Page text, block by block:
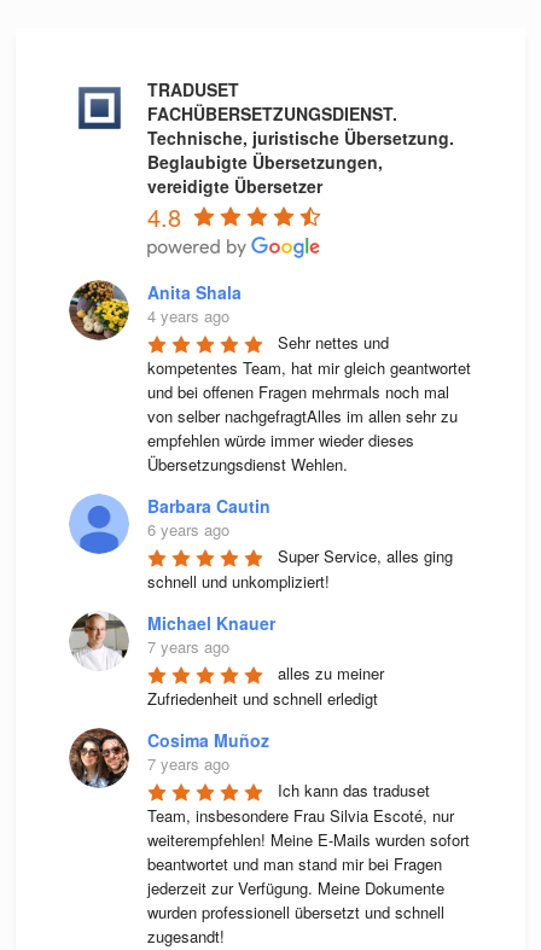
TRADUSET
FACHÜBERSETZUNGSDIENST.
Technische, juristische Übersetzung.
Beglaubigte Übersetzungen,
vereidigte Übersetzer
4.8
Anita Shala
4 years ago
Sehr nettes und
kompetentes Team, hat mir gleich geantwortet
und bei offenen Fragen mehrmals noch mal
von selber nachgefragtAlles im allen sehr zu
empfehlen würde immer wieder dieses
Übersetzungsdienst Wehlen.
Barbara Cautin
6 years ago
Super Service, alles ging
schnell und unkompliziert!
Michael Knauer
7 years ago
alles zu meiner
Zufriedenheit und schnell erledigt
Cosima Muñoz
7 years ago
Ich kann das traduset
Team, insbesondere Frau Silvia Escoté, nur
weiterempfehlen! Meine E-Mails wurden sofort
beantwortet und man stand mir bei Fragen
jederzeit zur Verfügung. Meine Dokumente
wurden professionell übersetzt und schnell
zugesandt!